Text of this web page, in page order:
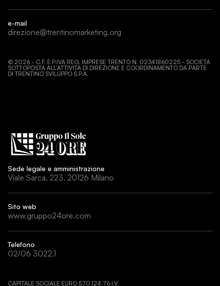
e-mail
direzione@trentinomarketing.org
© 2026 - C.F. E P.IVA REG. IMPRESE TRENTO N. 02341860225 - SOCIETÀ
SOTTOPOSTA ALL’ATTIVITÀ DI DIREZIONE E COORDINAMENTO DA PARTE
DI TRENTINO SVILUPPO S.P.A.
Sede legale e amministrazione
Viale Sarca, 223, 20126 Milano
Sito web
www.gruppo24ore.com
Telefono
02/06 3022.1
CAPITALE SOCIALE EURO 570.124,76 I.V.